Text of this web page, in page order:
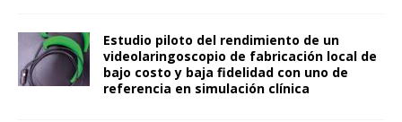
Estudio piloto del rendimiento de un
videolaringoscopio de fabricación local de
bajo costo y baja fidelidad con uno de
referencia en simulación clínica